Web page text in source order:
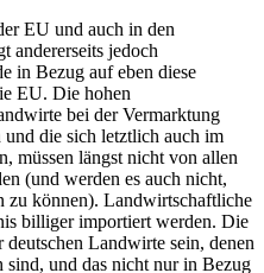
EU und auch in den
andererseits jedoch
in Bezug auf eben diese
EU. Die hohen
bei der Vermarktung
und die sich letztlich auch im
müssen längst nicht von allen
(und werden es auch nicht,
zu können). Landwirtschaftliche
billiger importiert werden. Die
Landwirte sein, denen
sind, und das nicht nur in Bezug